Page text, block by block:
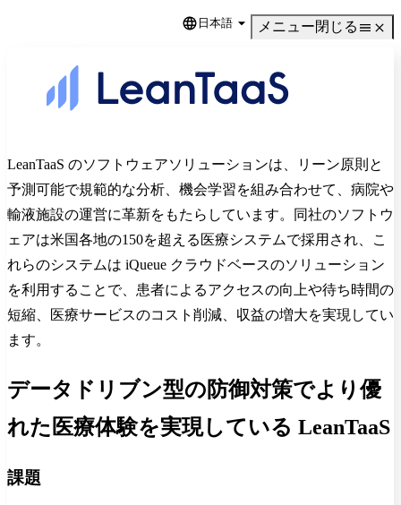
Language
日本語 メニュー閉じる
LeanTaaS のソフトウェアソリューションは、リーン原則と
予測可能で規範的な分析、機会学習を組み合わせて、病院や
輸液施設の運営に革新をもたらしています。同社のソフトウ
ェアは米国各地の150を超える医療システムで採用され、こ
れらのシステムは iQueue クラウドベースのソリューション
を利用することで、患者によるアクセスの向上や待ち時間の
短縮、医療サービスのコスト削減、収益の増大を実現してい
ます。
データドリブン型の防御対策でより優
れた医療体験を実現している LeanTaaS
課題